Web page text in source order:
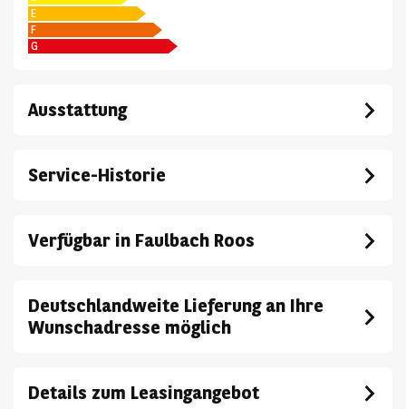
E
F
G
Ausstattung
Service-Historie
Verfügbar in Faulbach Roos
Deutschlandweite Lieferung an Ihre
Wunschadresse möglich
Details zum Leasingangebot